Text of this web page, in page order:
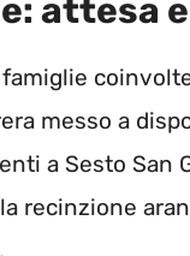
attesa
messo a
a Sesto San
recinzione